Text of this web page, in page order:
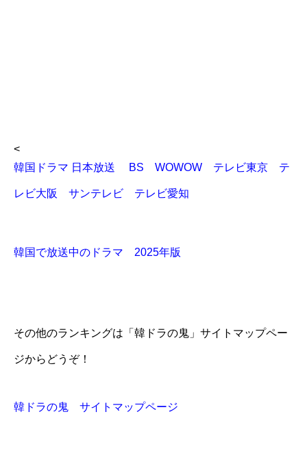
<
韓国ドラマ 日本放送 BS WOWOW テレビ東京 テ
レビ大阪 サンテレビ テレビ愛知
韓国で放送中のドラマ 2025年版
その他のランキングは「韓ドラの鬼」サイトマップペー
ジからどうぞ！
韓ドラの鬼 サイトマップページ